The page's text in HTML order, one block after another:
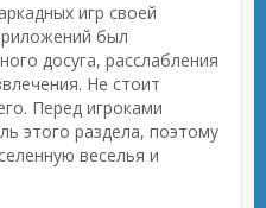
игр своей
был
досуга, расслабления
Не стоит
Перед игроками
этого раздела, поэтому
веселья и